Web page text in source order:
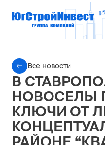
Все новости
В
НОВОСЕЛЫ
КЛЮЧИ ОТ
РАЙОНЕ